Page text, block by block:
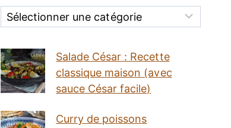
Categories
Salade César : Recette
classique maison (avec
sauce César facile)
Curry de poissons